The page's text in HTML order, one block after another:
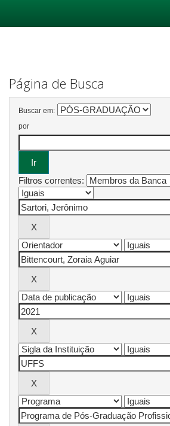
Página de Busca
Buscar em:
por
Filtros correntes: